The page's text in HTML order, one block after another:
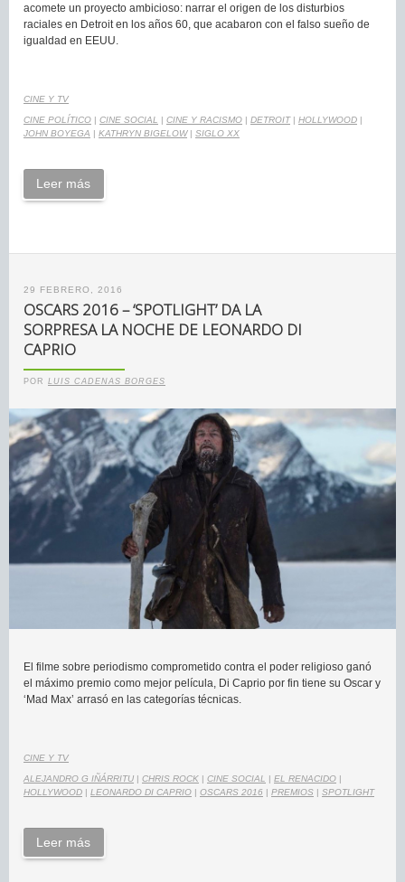
acomete un proyecto ambicioso: narrar el origen de los disturbios
raciales en Detroit en los años 60, que acabaron con el falso sueño de
igualdad en EEUU.
CINE Y TV
CINE POLÍTICO | CINE SOCIAL | CINE Y RACISMO | DETROIT| HOLLYWOOD |
JOHN BOYEGA | KATHRYN BIGELOW| SIGLO XX
Leer más
29 FEBRERO, 2016
OSCARS 2016 – ‘SPOTLIGHT’ DA LA
SORPRESA LA NOCHE DE LEONARDO DI
CAPRIO
POR LUIS CADENAS BORGES
El filme sobre periodismo comprometido contra el poder religioso ganó
el máximo premio como mejor película, Di Caprio por fin tiene su Oscar y
‘Mad Max’ arrasó en las categorías técnicas.
CINE Y TV
ALEJANDRO G IÑÁRRITU | CHRIS ROCK | CINE SOCIAL | EL RENACIDO |
HOLLYWOOD | LEONARDO DI CAPRIO | OSCARS 2016 | PREMIOS | SPOTLIGHT
Leer más